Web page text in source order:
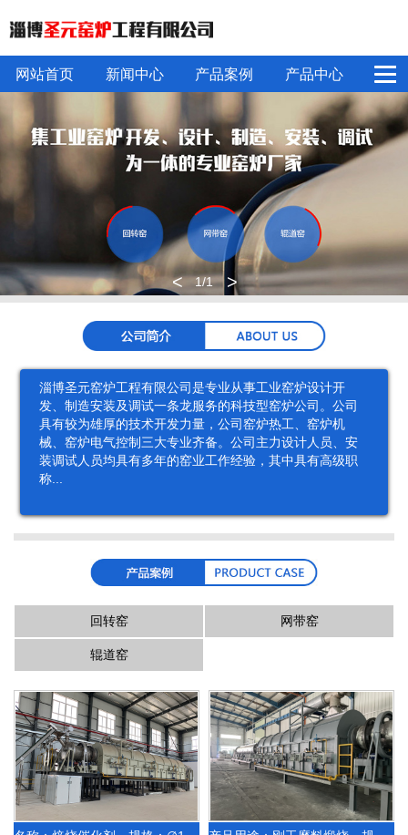
网站首页 新闻中心
业
动
态
司 新
产品案例
转
网
带
辊
道
产品中心
转
窑
网
带
窑
辊
道
窑
实
验
关于我们 公司场景
1/1
< >
淄博圣元窑炉工程有限公司是专业从事工业窑炉设计开
发、制造安装及调试一条龙服务的科技型窑炉公司。公司
具有较为雄厚的技术开发力量，公司窑炉热工、窑炉机
械、窑炉电气控制三大专业齐备。公司主力设计人员、安
装调试人员均具有多年的窑业工作经验，其中具有高级职
称...
回转窑 网带窑
辊道窑